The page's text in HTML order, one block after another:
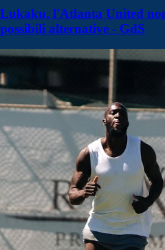
Lukaku, l'Atlanta United
possibili alternative - GdS